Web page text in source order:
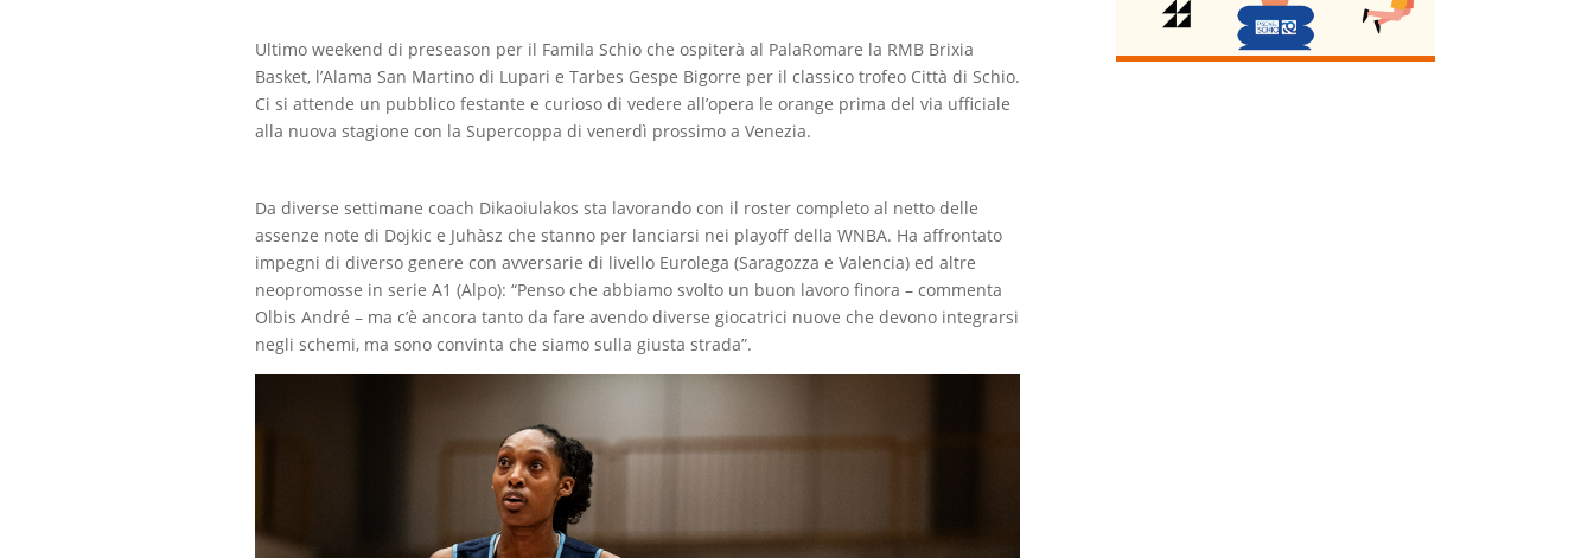
Ultimo weekend di preseason per il Famila Schio che ospiterà al PalaRomare la RMB Brixia
Basket, l’Alama San Martino di Lupari e Tarbes Gespe Bigorre per il classico trofeo Città di Schio.
Ci si attende un pubblico festante e curioso di vedere all’opera le orange prima del via ufficiale
alla nuova stagione con la Supercoppa di venerdì prossimo a Venezia.
Da diverse settimane coach Dikaoiulakos sta lavorando con il roster completo al netto delle
assenze note di Dojkic e Juhàsz che stanno per lanciarsi nei playoff della WNBA. Ha affrontato
impegni di diverso genere con avversarie di livello Eurolega (Saragozza e Valencia) ed altre
neopromosse in serie A1 (Alpo): “Penso che abbiamo svolto un buon lavoro finora – commenta
Olbis André – ma c’è ancora tanto da fare avendo diverse giocatrici nuove che devono integrarsi
negli schemi, ma sono convinta che siamo sulla giusta strada”.